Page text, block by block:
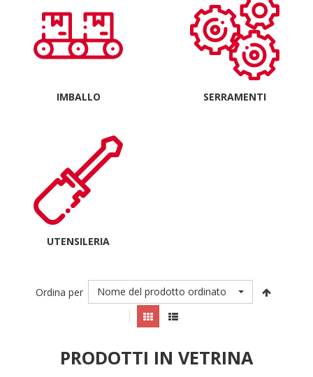
IMBALLO SERRAMENTI
UTENSILERIA
Ordina per Nome del prodotto ordinato
PRODOTTI IN VETRINA